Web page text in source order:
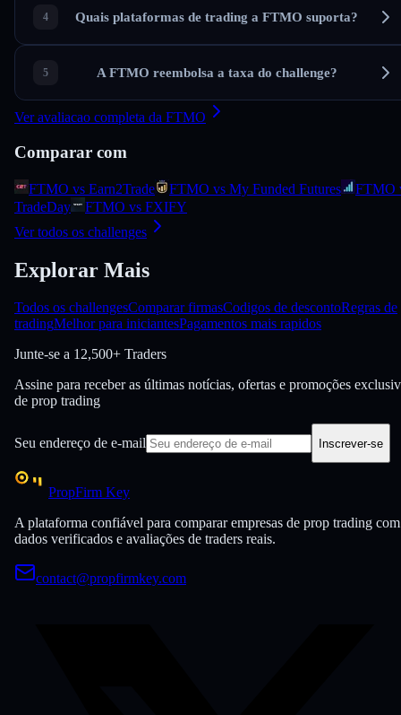
Quais plataformas de trading a FTMO suporta?
A FTMO reembolsa a taxa do challenge?
Ver avaliacao completa da FTMO
Comparar com
FTMO vs Earn2Trade FTMO vs My Funded Futures
FTMO
TradeDay
FTMO vs FXIFY
Ver todos os challenges
Explorar Mais
Todos os challengesComparar firmasCodigos de descontoRegras de
tradingMelhor para iniciantesPagamentos mais rapidos
Junte-se a 12,500+ Traders
Assine para receber as últimas notícias, ofertas e promoções
de prop trading
Seu endereço de e-mail Inscrever-se
PropFirm Key
A plataforma confiável para comparar empresas de prop trading com
dados verificados e avaliações de traders reais.
contact@propfirmkey.com